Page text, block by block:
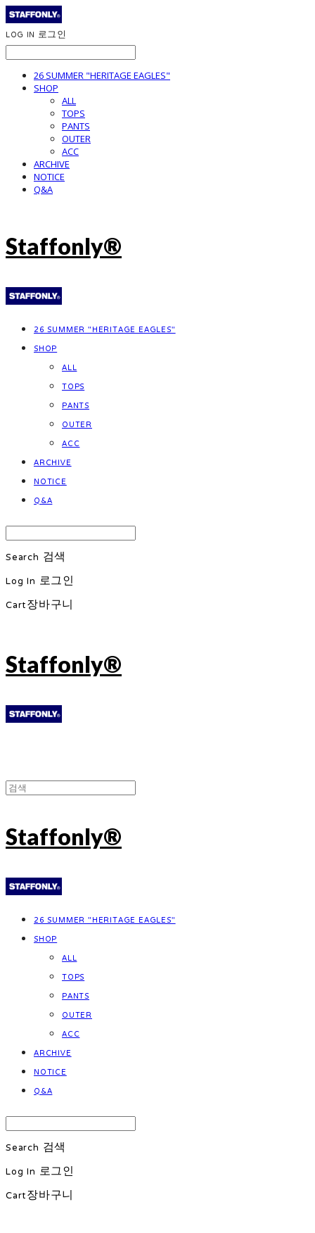
LOG IN 로그인
26 SUMMER "HERITAGE EAGLES"
SHOP
ALL
TOPS
PANTS
OUTER
ACC
ARCHIVE
NOTICE
Q&A
Staffonly®
26 SUMMER "HERITAGE EAGLES"
SHOP
ALL
TOPS
PANTS
OUTER
ACC
ARCHIVE
NOTICE
Q&A
Search 검색
Log In 로그인
Cart장바구니
Staffonly®
Staffonly®
26 SUMMER "HERITAGE EAGLES"
SHOP
ALL
TOPS
PANTS
OUTER
ACC
ARCHIVE
NOTICE
Q&A
Search 검색
Log In 로그인
Cart장바구니